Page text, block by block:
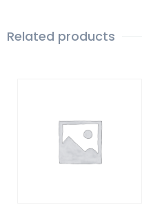
Related products